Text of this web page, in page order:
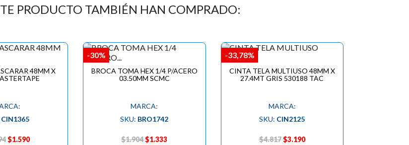
PRODUCTO TAMBIÉN HAN COMPRADO:
48MM X
CIN1365
$1.590
BROCA TOMA HEX 1/4 P/ACERO
03.50MM SCMC
MARCA:
SKU: BRO1742
$1.904$1.333
-30%
CINTA TELA MULTIUSO 48MM X
27.4MT GRIS 530188 TAC
MARCA:
SKU: CIN2125
$4.817$3.190
-33,78%